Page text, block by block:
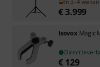
€ 3.999
Isovox Magic
Direct
€ 129